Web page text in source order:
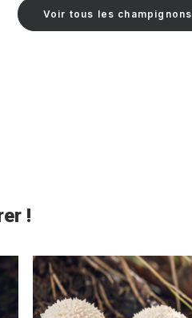
Voir tous les champignons
!